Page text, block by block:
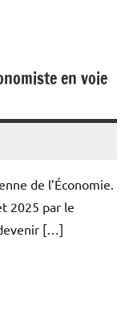
en voie
de l’Économie.
2025 par le
[…]